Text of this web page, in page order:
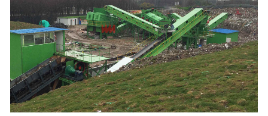
人力资源
案例中心
联系我们